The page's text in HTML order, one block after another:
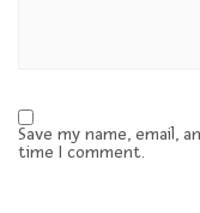
Save my name, email,
time I comment.